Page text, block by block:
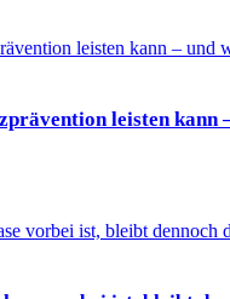
leisten kann